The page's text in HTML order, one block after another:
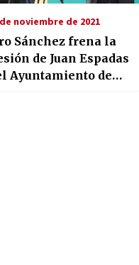
noviembre de 2021
Sánchez frena la
de Juan Espadas
Ayuntamiento de